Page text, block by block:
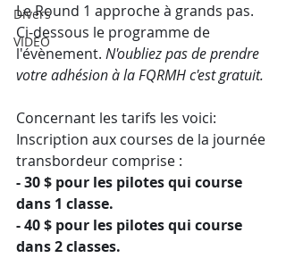
Divers
VIDEO
Le Round 1 approche à grands pas.
Ci-dessous le programme de
l'évènement. N'oubliez pas de prendre
votre adhésion à la FQRMH c'est gratuit.
Concernant les tarifs les voici:
Inscription aux courses de la journée
transbordeur comprise :
- 30 $ pour les pilotes qui course
dans 1 classe.
- 40 $ pour les pilotes qui course
dans 2 classes.